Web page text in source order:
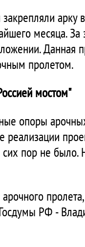
месяца.
Данная
пролетом.
мостом"
опоры
сих пор не
РФ -